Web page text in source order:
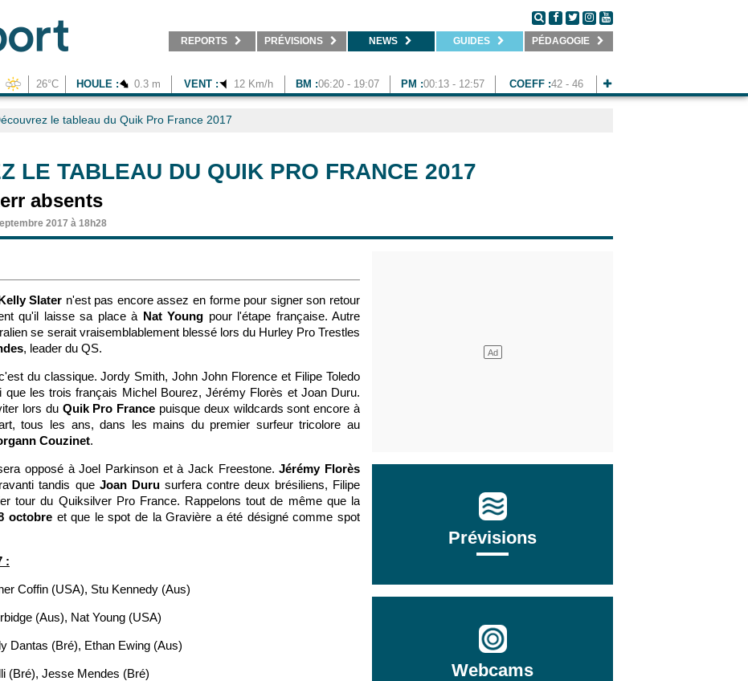
REPORTS PRÉVISIONS NEWS GUIDES PÉDAGOGIE
26°C HOULE : 0.3 m VENT : 12 Km/h BM :06:20 - 19:07 PM :00:13 - 12:57 COEFF :42 - 46
le tableau du Quik Pro France 2017
LE TABLEAU DU QUIK PRO FRANCE 2017
absents
2017 à 18h28
Slater n'est pas encore assez en forme pour signer son retour
qu'il laisse sa place à Nat Young pour l'étape française. Autre
se serait vraisemblablement blessé lors du Hurley Pro Trestles
, leader du QS.
du classique. Jordy Smith, John John Florence et Filipe Toledo
les trois français Michel Bourez, Jérémy Florès et Joan Duru.
lors du Quik Pro France puisque deux wildcards sont encore à
tous les ans, dans les mains du premier surfeur tricolore au
Couzinet.
opposé à Joel Parkinson et à Jack Freestone.Jérémy Florès
tandis que Joan Durusurfera contre deux brésiliens, Filipe
tour du Quiksilver Pro France. Rappelons tout de même que la
octobre et que le spot de la Gravière a été désigné comme spot
:
Coffin (USA), Stu Kennedy (Aus)
(Aus), Nat Young (USA)
Dantas (Bré), Ethan Ewing (Aus)
(Bré), Jesse Mendes (Bré)
Prévisions
Webcams